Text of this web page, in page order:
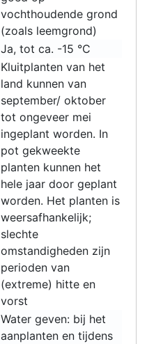
vochthoudende grond
(zoals leemgrond)
Ja, tot ca. -15 °C
Kluitplanten van het
land kunnen van
september/ oktober
tot ongeveer mei
ingeplant worden. In
pot gekweekte
planten kunnen het
hele jaar door geplant
worden. Het planten is
weersafhankelijk;
slechte
omstandigheden zijn
perioden van
(extreme) hitte en
vorst
Water geven: bij het
aanplanten en tijdens